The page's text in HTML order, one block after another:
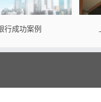
行成功案例